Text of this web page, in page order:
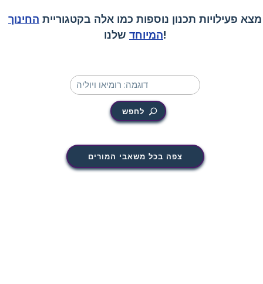
מצא פעילויות תכנון נוספות כמו אלה בקטגוריית החינוך
המיוחדשלנו!
לחפש
צפה בכל משאבי המורים